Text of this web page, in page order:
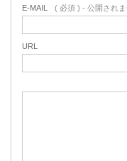
E-MAIL ( 必須 ) - 公開され
URL